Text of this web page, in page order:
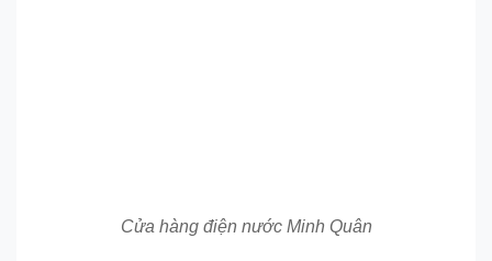
Cửa hàng điện nước Minh Quân